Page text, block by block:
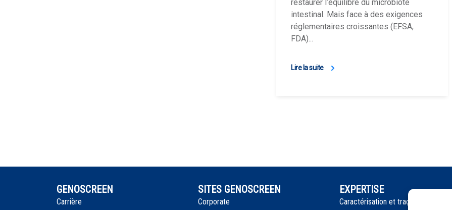
restaurer l’équilibre du microbiote
intestinal. Mais face à des exigences
réglementaires croissantes (EFSA,
FDA)...
Lire la suite
GENOSCREEN
Carrière
SITES GENOSCREEN
Corporate
EXPERTISE
Caractérisation et traçage des